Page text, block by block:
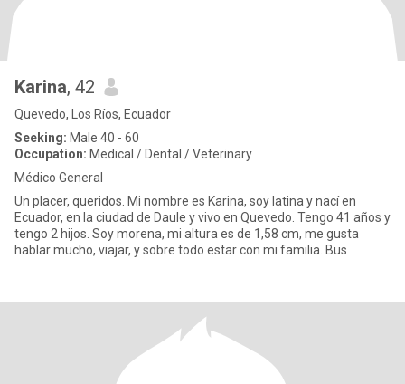
Karina, 42
Quevedo, Los Ríos, Ecuador
Seeking: Male 40 - 60
Occupation: Medical / Dental / Veterinary
Médico General
Un placer, queridos. Mi nombre es Karina, soy latina y nací en
Ecuador, en la ciudad de Daule y vivo en Quevedo. Tengo 41 años y
tengo 2 hijos. Soy morena, mi altura es de 1,58 cm, me gusta
hablar mucho, viajar, y sobre todo estar con mi familia. Bus